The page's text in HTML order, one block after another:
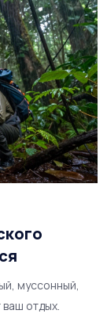
муссонный,
отдых.